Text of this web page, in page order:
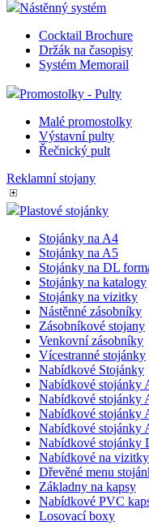
Nástěnný systém
Cocktail Brochure
Držák na časopisy
Systém Memorail
Promostolky - Pulty
Malé promostolky
Výstavní pulty
Řečnický pult
Reklamní stojany
Plastové stojánky
Stojánky na A4
Stojánky na A5
Stojánky na DL
Stojánky na katalogy
Stojánky na vizitky
Nástěnné zásobníky
Zásobníkové stojany
Venkovní zásobníky
Vícestranné stojánky
Nabídkové Stojánky
Nabídkové stojánky
Nabídkové stojánky
Nabídkové stojánky
Nabídkové stojánky
Nabídkové stojánky
Nabídkové na vizitky
Dřevěné menu
Základny na kapsy
Nabídkové PVC
Losovací boxy